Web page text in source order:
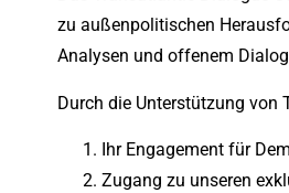
zu außenpolitischen
Analysen und offenem
Durch die Unterstützung von
Ihr Engagement für
Zugang zu unseren